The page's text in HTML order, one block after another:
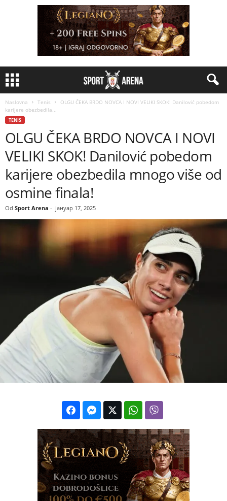
Naslovna Tenis
OLGU ČEKA BRDO NOVCA I NOVI VELIKI SKOK! Danilović pobedom
karijere obezbedila...
TENIS
OLGU ČEKA BRDO NOVCA I NOVI
VELIKI SKOK! Danilović pobedom
karijere obezbedila mnogo više od
osmine finala!
Od Sport Arena - јануар 17, 2025